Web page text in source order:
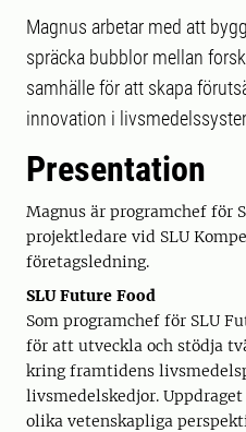
Magnus arbetar med att
spräcka bubblor mellan
samhälle för att skapa
innovation i
Presentation
Magnus är programchef för
projektledare vid SLU
företagsledning.
SLU Future Food
Som programchef för SLU
för att utveckla och stödja
kring framtidens
livsmedelskedjor.
olika vetenskapliga